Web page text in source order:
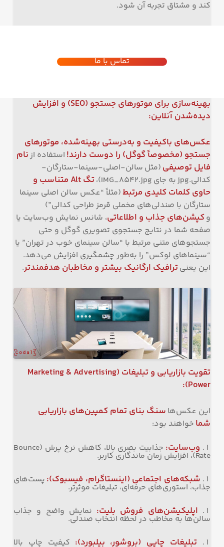
کند و مشتاق تجربه آن شود.
تماس با ما
بهینه‌سازی برای موتورهای جستجو (SEO)
و افزایش
دیده‌شدن آنلاین:
عکس‌های باکیفیت و به‌درستی بهینه‌شده، موتورهای
جستجو (مخصوصاً گوگل) را دوست دارند! استفاده ازنام
فایل توصیفی (مثل سالن-اصلی-سینما-ستارگان-
کدالی.jpg به جای IMG_8542.jpg)،
تگ
متناسب و
حاوی کلمات کلیدی مرتبط(مثلاً “عکس سالن اصلی سینما
ستارگان با صندلی‌های مخملی قرمز طراحی کدالی”)
وکپشن‌های جذاب و اطلاعاتی، شانس نمایش وب‌سایت یا
صفحه شما در نتایج جستجوی تصویری گوگل و حتی
جستجوهای متنی مرتبط با “سالن سینمای خوب در تهران” یا
“سینماهای لوکس” را به‌طور چشمگیری افزایش می‌دهد.
این یعنیترافیک ارگانیک بیشتر و مخاطبان هدفمندتر.
تقویت بازاریابی و تبلیغات (Marketing & Advertising
Power):
این عکس‌ها سنگ بنای تمام کمپین‌های بازاریابی
شما خواهند بود:
وب‌سایت: جذابیت بصری بالا، کاهش نرخ پرش (Bounce
Rate)، افزایش زمان ماندگاری کاربر.
شبکه‌های اجتماعی (اینستاگرام، فیسبوک): پست‌های
جذاب، استوری‌های حرفه‌ای، تبلیغات موثرتر.
اپلیکیشن‌های فروش بلیت: نمایش واضح و جذاب
سالن‌ها به مخاطب در لحظه انتخاب صندلی.
تبلیغات چاپی (بروشور، بیلبورد): کیفیت چاپ بالا